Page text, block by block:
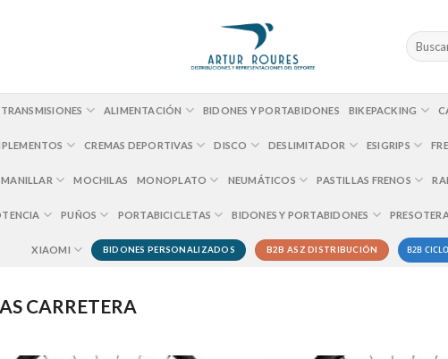
Buscar
por:
ALIMENTACIÓN BIDONES Y PORTABIDONES BIKEPACKING
CREMAS DEPORTIVAS DISCO DESLIMITADOR ESIGRIPS
MANILLAR MOCHILAS MONOPLATO NEUMÁTICOS PASTILLAS FRENOS
PUÑOS PORTABICICLETAS BIDONES Y PORTABIDONES
XIAOMI BIDONES PERSONALIZADOS B2B ASZ DISTRIBUCIÓN B2B
CARRETERA